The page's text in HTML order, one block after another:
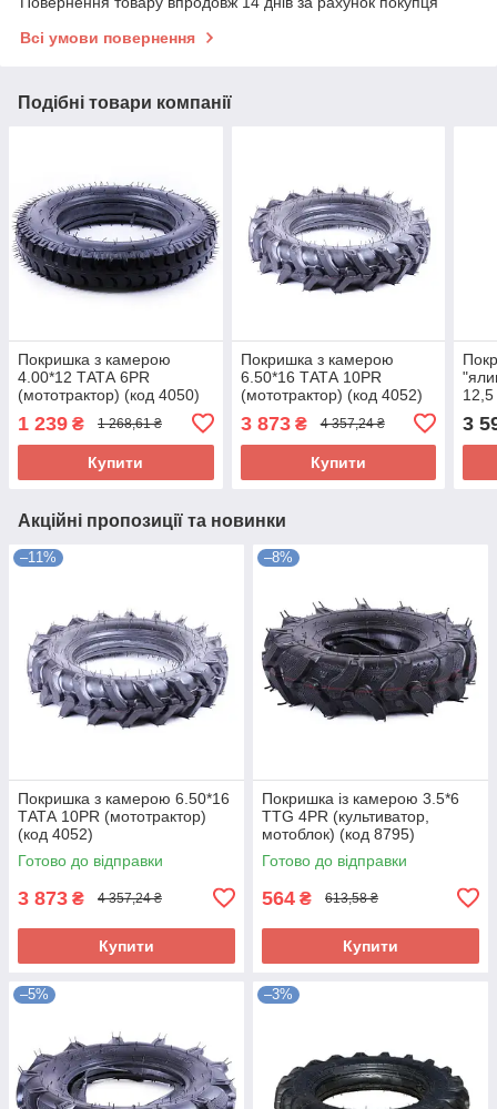
Всі умови повернення
Подібні товари компанії
Покришка з камерою
4.00*12 ТАТА 6PR
(мототрактор) (код 4050)
1 239 ₴ 1 268,61 ₴
Купити
Покришка з камерою
6.50*16 ТАТА 10PR
(мототрактор) (код 4052)
3 873₴ 4 357,24 ₴
Купити
12,5
3
Акційні пропозиції та новинки
–11%
Покришка з камерою 6.50*16
ТАТА 10PR (мототрактор)
(код 4052)
Готово до відправки
3 873 ₴ 4 357,24 ₴
Купити
–8%
Покришка із камерою 3.5*6
TTG 4PR (культиватор,
мотоблок) (код 8795)
Готово до відправки
564 ₴ 613,58 ₴
Купити
–5% –3%